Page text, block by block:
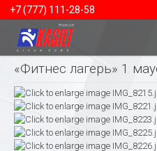
+7 (777) 111-28-58
«Фитнес лагерь» 1